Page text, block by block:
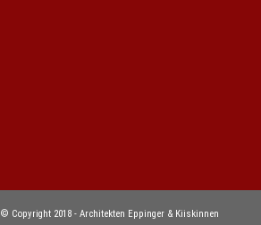
© Copyright 2018 - Architekten Eppinger & Kiiskinnen